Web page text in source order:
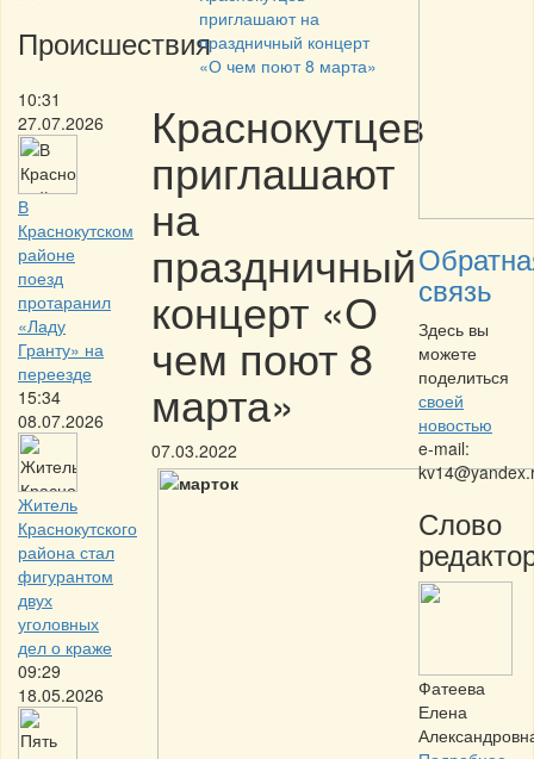
Происшествия
10:31
27.07.2026
В
Краснокутском
районе
поезд
протаранил
«Ладу
Гранту» на
переезде
15:34
08.07.2026
Житель
Краснокутского
района стал
фигурантом
двух
уголовных
дел о краже
09:29
18.05.2026
приглашают на
праздничный концерт
«О чем поют 8 марта»
Краснокутцев
приглашают
на
праздничный
концерт «О
чем поют 8
марта»
07.03.2022
связь
Здесь вы
можете
поделиться
своей
новостью
e-mail:
Слово
Фатеева
Елена